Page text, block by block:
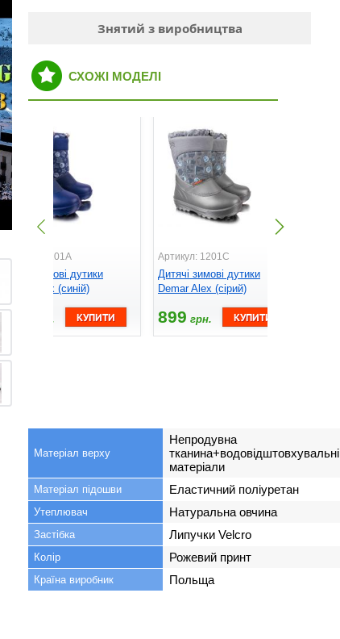
Знятий з виробництва
СХОЖІ МОДЕЛІ
Артикул: 1201A
Дитячі зимові дутики
Demar Alex (синій)
899 грн.
Артикул: 1201C
Дитячі зимові дутики
Demar Alex (сірий)
899 грн.
Матеріал верху
Непродувна
тканина+водовідштовхувальні
матеріали
Матеріал підошви Еластичний поліуретан
Утеплювач Натуральна овчина
Застібка Липучки Velсro
Колір Рожевий принт
Країна виробник Польща